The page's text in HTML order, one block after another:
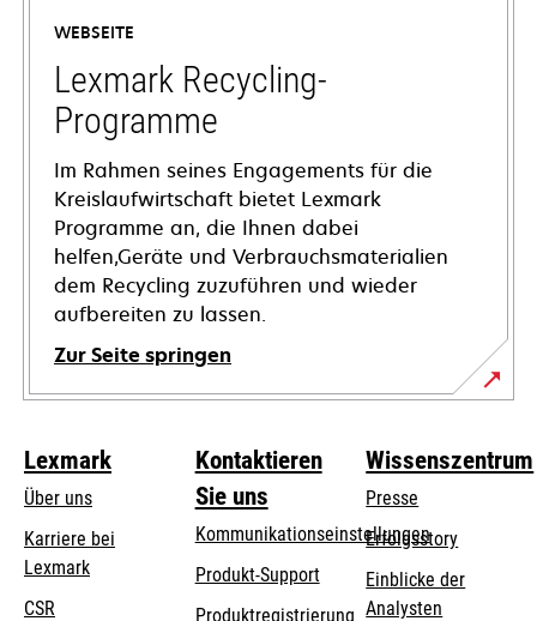
neuen
Registerkarte
geöffnet
WEBSEITE
Lexmark Recycling-
Programme
Im Rahmen seines Engagements für die
Kreislaufwirtschaft bietet Lexmark
Programme an, die Ihnen dabei
helfen,Geräte und Verbrauchsmaterialien
dem Recycling zuzuführen und wieder
aufbereiten zu lassen.
Zur Seite springen
Lexmark
Über uns
Karriere bei
Lexmark
CSR
Kontaktieren
Sie uns
Kommunikationseinstellungen
wird
in
Produkt-Supportwird
Produktregistrierung
Wissenszentrum
Presse
Erfolgsstory
Einblicke der
Analysten